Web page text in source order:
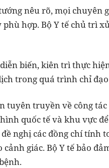
nêu rõ, mọi chuyên
hợp. Bộ Y tế chủ trì
biến, kiên trì thực
trong quá trình chỉ
tuyên truyền về công
quốc tế và khu vực
nghị các đồng chí tính
giác. Bộ Y tế bảo